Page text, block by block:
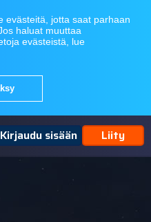
Kirjaudu sisään Liity